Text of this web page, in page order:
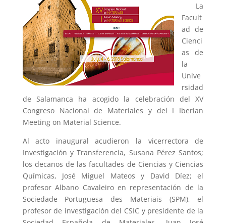
La
Facult
ad de
Cienci
as de
la
Unive
rsidad
de Salamanca ha acogido la celebración del XV
Congreso Nacional de Materiales y del I Iberian
Meeting on Material Science.
Al acto inaugural acudieron la vicerrectora de
Investigación y Transferencia, Susana Pérez Santos;
los decanos de las facultades de Ciencias y Ciencias
Químicas, José Miguel Mateos y David Díez; el
profesor Albano Cavaleiro en representación de la
Sociedade Portuguesa des Materiais (SPM), el
profesor de investigación del CSIC y presidente de la